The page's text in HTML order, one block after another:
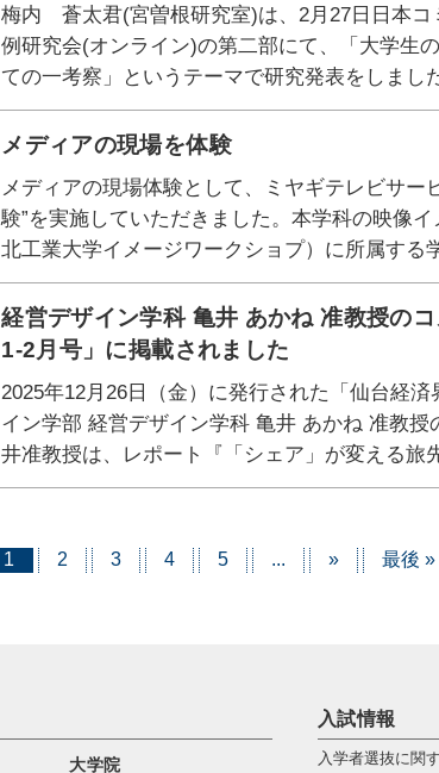
梅内 蒼太君(宮曽根研究室)は、2月27日日本コ
例研究会(オンライン)の第二部にて、「大学生
ての一考察」というテーマで研究発表をしま
メディアの現場を体験
メディアの現場体験として、ミヤギテレビサー
験”を実施していただきました。本学科の映像
北工業大学イメージワークショプ）に所属す
経営デザイン学科 亀井 あかね 准教授の
1-2月号」に掲載されました
2025年12月26日（金）に発行された「仙台経
イン学部 経営デザイン学科 亀井 あかね 准教
井准教授は、レポート『「シェア」が変える
1 2 3 4 5 ... » 最後 »
大学院
入試情報
入学者選抜に関